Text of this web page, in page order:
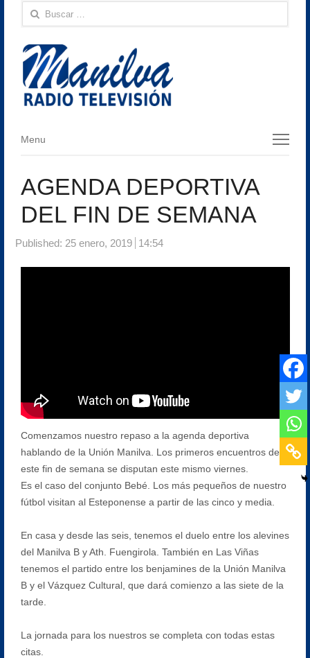
Buscar:
Menu
Menu
AGENDA DEPORTIVA
DEL FIN DE SEMANA
Published: 25 enero, 2019 14:54
Comenzamos nuestro repaso a la agenda deportiva
hablando de la Unión Manilva. Los primeros encuentros de
este fin de semana se disputan este mismo viernes.
Es el caso del conjunto Bebé. Los más pequeños de nuestro
fútbol visitan al Esteponense a partir de las cinco y media.
En casa y desde las seis, tenemos el duelo entre los alevines
del Manilva B y Ath. Fuengirola. También en Las Viñas
tenemos el partido entre los benjamines de la Unión Manilva
B y el Vázquez Cultural, que dará comienzo a las siete de la
tarde.
La jornada para los nuestros se completa con todas estas
citas.